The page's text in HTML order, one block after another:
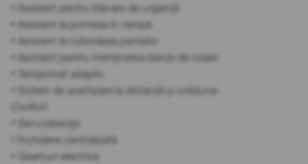
• Asistent pentru frânare de urgență
• Asistent la pornirea în rampă
• Asistent la coborârea pantelor
• Asistent pentru menținerea benzii de rulare
• Tempomat adaptiv
• Sistem de avertizare la distanță și coliziune
Confort
• Servodirecție
• Închidere centralizată
• Geamuri electrice